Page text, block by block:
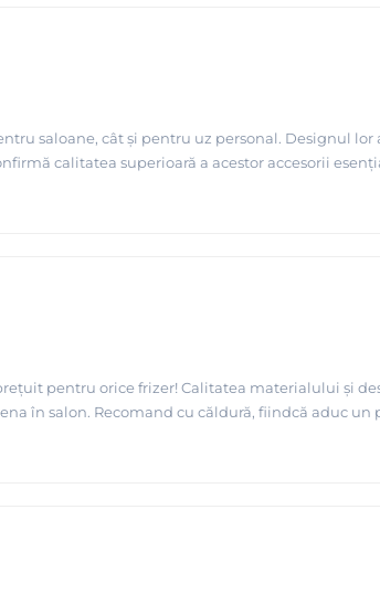
saloane, cât și pentru uz personal. Designul
calitatea superioară a acestor accesorii
pentru orice frizer! Calitatea materialului și
în salon. Recomand cu căldură, fiindcă aduc un